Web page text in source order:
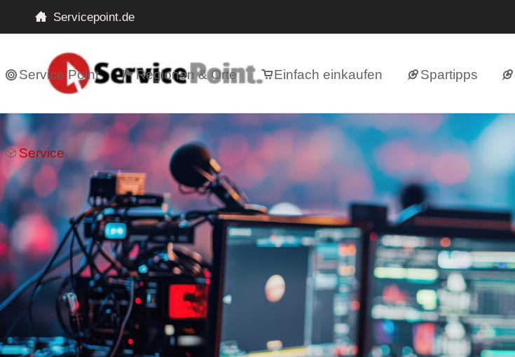
Servicepoint.de
Service Point Regionen & Orte Einfach einkaufen Spartipps
Service